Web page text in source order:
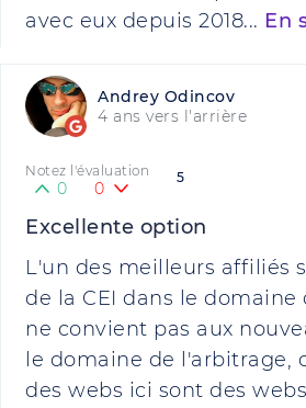
avec eux depuis 2018... En
Andrey Odincov
4 ans vers l'arrière
5
Notez l'évaluation
0 0
Excellente option
L'un des meilleurs affiliés
de la CEI dans le domaine
ne convient pas aux
le domaine de l'arbitrage,
des webs ici sont des